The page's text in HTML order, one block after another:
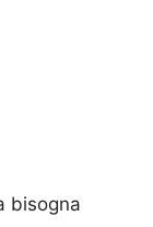
bisogna